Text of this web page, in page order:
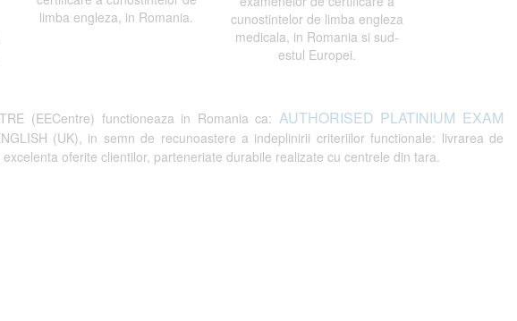
limba engleza, in Romania.
cunostintelor de limba engleza
medicala, in Romania si sud-
estul Europei.
(EECentre) functioneaza in Romania ca: AUTHORISED PLATINIUM EXAM
(UK), in semn de recunoastere a indeplinirii criteriilor functionale: livrarea de
oferite clientilor, parteneriate durabile realizate cu centrele din tara.